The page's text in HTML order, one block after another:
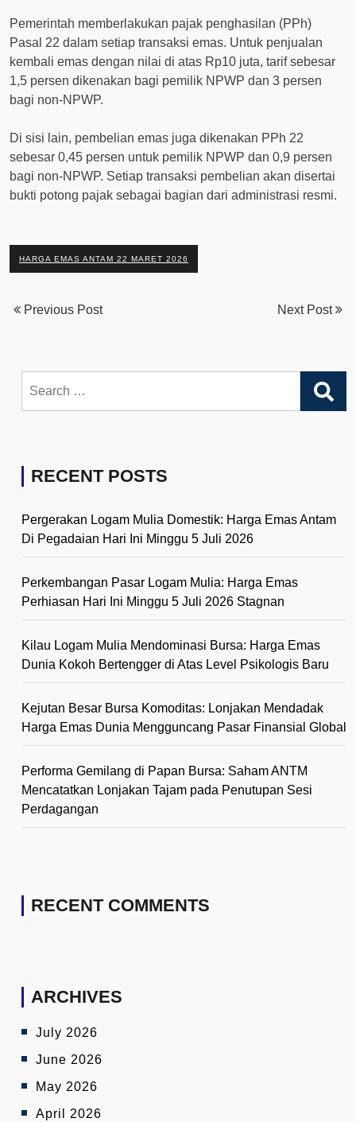
Pemerintah memberlakukan pajak penghasilan (PPh)
Pasal 22 dalam setiap transaksi emas. Untuk penjualan
kembali emas dengan nilai di atas Rp10 juta, tarif sebesar
1,5 persen dikenakan bagi pemilik NPWP dan 3 persen
bagi non-NPWP.
Di sisi lain, pembelian emas juga dikenakan PPh 22
sebesar 0,45 persen untuk pemilik NPWP dan 0,9 persen
bagi non-NPWP. Setiap transaksi pembelian akan disertai
bukti potong pajak sebagai bagian dari administrasi resmi.
HARGA EMAS ANTAM 22 MARET 2026
Previous Post Next Post
for:
RECENT POSTS
Pergerakan Logam Mulia Domestik: Harga Emas Antam
Di Pegadaian Hari Ini Minggu 5 Juli 2026
Perkembangan Pasar Logam Mulia: Harga Emas
Perhiasan Hari Ini Minggu 5 Juli 2026 Stagnan
Kilau Logam Mulia Mendominasi Bursa: Harga Emas
Dunia Kokoh Bertengger di Atas Level Psikologis Baru
Kejutan Besar Bursa Komoditas: Lonjakan Mendadak
Harga Emas Dunia Mengguncang Pasar Finansial Global
Performa Gemilang di Papan Bursa: Saham ANTM
Mencatatkan Lonjakan Tajam pada Penutupan Sesi
Perdagangan
RECENT COMMENTS
ARCHIVES
July 2026
June 2026
May 2026
April 2026